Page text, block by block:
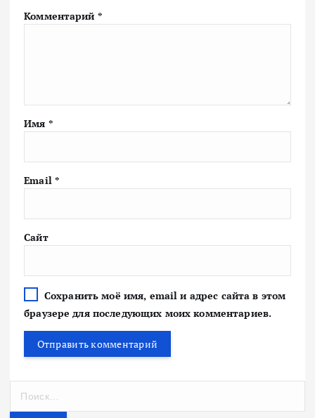
Комментарий *
Имя *
Email *
Сайт
Сохранить моё имя, email и адрес сайта в этом
браузере для последующих моих комментариев.